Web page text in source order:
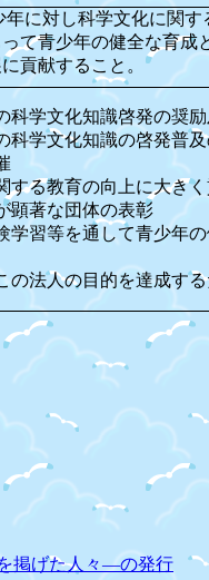
年に対し科学文化に関
て青少年の健全な育成
貢献すること。
科学文化知識啓発の奨
科学文化知識の啓発普
する教育の向上に大き
顕著な団体の表彰
学習等を通して青少年
の法人の目的を達成す
掲げた人々―の発行